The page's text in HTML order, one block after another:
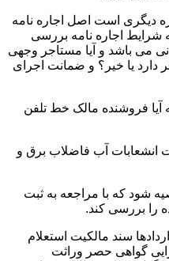
دیگری است اصل اجاره نامه
شرایط اجاره نامه بررسی
می باشد و آیا مستاجر وجهی
دارد یا خیر؟ و ضمانت اجرای
آیا فروشنده مالک خط تلفن
انشعابات آب فاضلاب برق و
شود که با مراجعه به ثبت
را بررسی کند.
سند مالکیت استعلام
گواهی حصر وراثت